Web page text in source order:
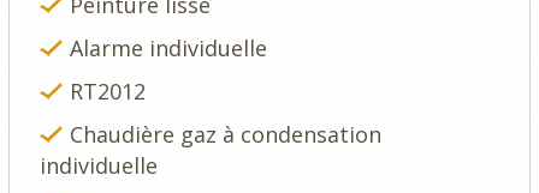
Alarme individuelle
RT2012
Chaudière gaz à condensation
individuelle